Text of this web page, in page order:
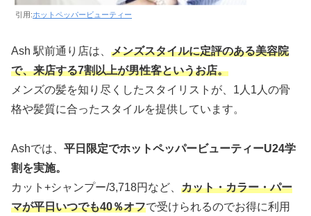
引用:ホットペッパービューティー
Ash 駅前通り店は、 メンズスタイルに定評のある美容院
で、来店する7割以上が男性客というお店。
メンズの髪を知り尽くしたスタイリストが、1人1人の骨
格や髪質に合ったスタイルを提供しています。
Ashでは、 平日限定でホットペッパービューティーU24学
割を実施。
カット+シャンプー/3,718円など、 カット・カラー・パー
マが平日いつでも40％オフで受けられるのでお得に利用